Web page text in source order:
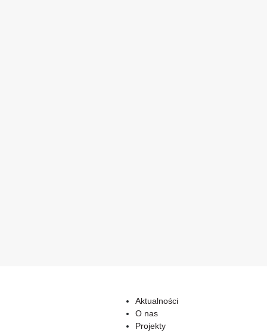
Aktualności
O nas
Projekty